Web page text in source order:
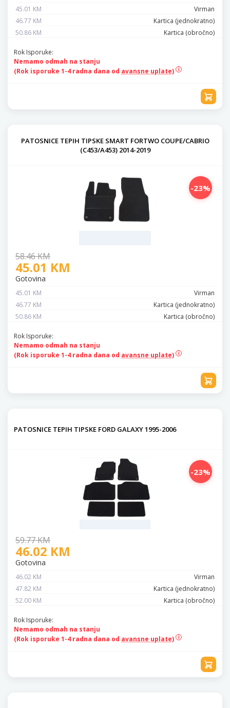
45.01 KM
Virman
46.77 KM
Kartica (jednokratno)
50.86 KM
Kartica (obročno)
Rok Isporuke:
Nemamo odmah na stanju
(Rok isporuke 1-4 radna dana od avansne uplate)
PATOSNICE TEPIH TIPSKE SMART FORTWO COUPE/CABRIO
(C453/A453) 2014-2019
-23%
58.46 KM
45.01 KM
Gotovina
45.01 KM
Virman
46.77 KM
Kartica (jednokratno)
50.86 KM
Kartica (obročno)
Rok Isporuke:
Nemamo odmah na stanju
(Rok isporuke 1-4 radna dana od avansne uplate)
PATOSNICE TEPIH TIPSKE FORD GALAXY 1995-2006
-23%
59.77 KM
46.02 KM
Gotovina
46.02 KM
Virman
47.82 KM
Kartica (jednokratno)
52.00 KM
Kartica (obročno)
Rok Isporuke:
Nemamo odmah na stanju
(Rok isporuke 1-4 radna dana od avansne uplate)